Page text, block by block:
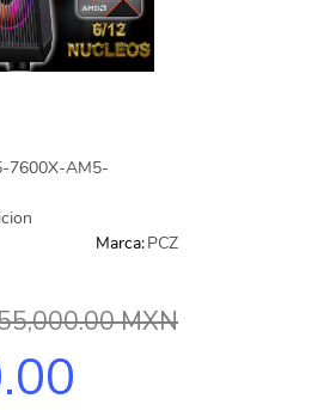
FORMATO (PLOTTER)
MEMORIAS (667)
GAMES (24)
VIDEO (126)
GAMER BASICA
7600X-AM5-
Marca:PCZ
MXN